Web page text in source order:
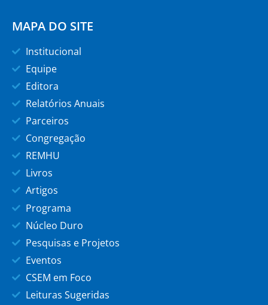
MAPA DO SITE
Institucional
Equipe
Editora
Relatórios Anuais
Parceiros
Congregação
REMHU
Livros
Artigos
Programa
Núcleo Duro
Pesquisas e Projetos
Eventos
CSEM em Foco
Leituras Sugeridas